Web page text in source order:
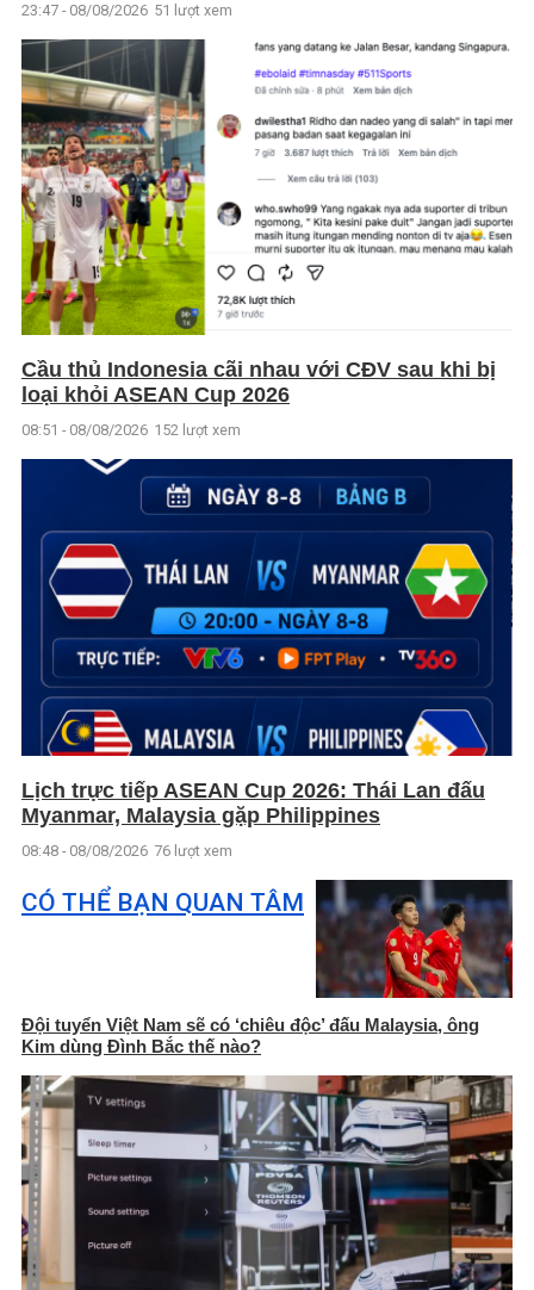
23:47 - 08/08/2026 51 lượt xem
Cầu thủ Indonesia cãi nhau với CĐV sau khi bị
loại khỏi ASEAN Cup 2026
08:51 - 08/08/2026 152 lượt xem
Lịch trực tiếp ASEAN Cup 2026: Thái Lan đấu
Myanmar, Malaysia gặp Philippines
08:48 - 08/08/2026 76 lượt xem
CÓ THỂ BẠN QUAN TÂM
Đội tuyển Việt Nam sẽ có ‘chiêu độc’ đấu Malaysia, ông
Kim dùng Đình Bắc thế nào?